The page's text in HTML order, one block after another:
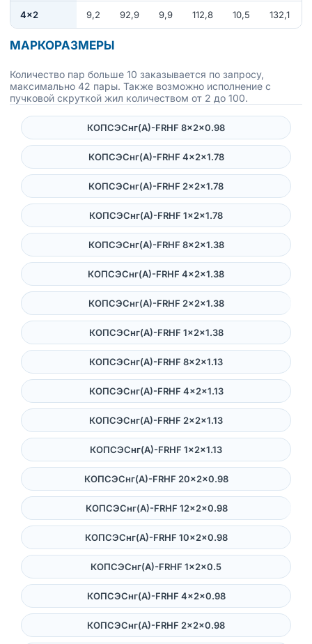
4×2 9,2 92,9 9,9 112,8 10,5 132,1
МАРКОРАЗМЕРЫ
Количество пар больше 10 заказывается по запросу,
максимально 42 пары. Также возможно исполнение с
пучковой скруткой жил количеством от 2 до 100.
КОПСЭСнг(А)-FRHF 8×2×0.98
КОПСЭСнг(А)-FRHF 4×2×1.78
КОПСЭСнг(А)-FRHF 2×2×1.78
КОПСЭСнг(А)-FRHF 1×2×1.78
КОПСЭСнг(А)-FRHF 8×2×1.38
КОПСЭСнг(А)-FRHF 4×2×1.38
КОПСЭСнг(А)-FRHF 2×2×1.38
КОПСЭСнг(А)-FRHF 1×2×1.38
КОПСЭСнг(А)-FRHF 8×2×1.13
КОПСЭСнг(А)-FRHF 4×2×1.13
КОПСЭСнг(А)-FRHF 2×2×1.13
КОПСЭСнг(А)-FRHF 1×2×1.13
КОПСЭСнг(А)-FRHF 20×2×0.98
КОПСЭСнг(А)-FRHF 12×2×0.98
КОПСЭСнг(А)-FRHF 10×2×0.98
КОПСЭСнг(А)-FRHF 1×2×0.5
КОПСЭСнг(А)-FRHF 4×2×0.98
КОПСЭСнг(А)-FRHF 2×2×0.98